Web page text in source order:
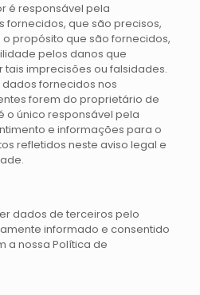
é responsável pela
que são precisos,
propósito que são fornecidos,
pelos danos que
imprecisões ou falsidades.
fornecidos nos
forem do proprietário de
o único responsável pela
e informações para o
refletidos neste aviso legal e
dados de terceiros pelo
informado e consentido
a nossa Política de